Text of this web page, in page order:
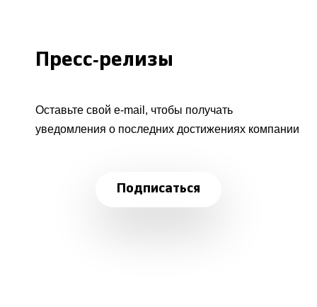
Пресс-релизы
Оставьте свой e-mail, чтобы получать
уведомления о последних достижениях компании
Подписаться